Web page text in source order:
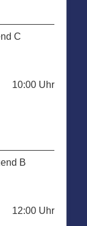
C
10:00 Uhr
B
12:00 Uhr